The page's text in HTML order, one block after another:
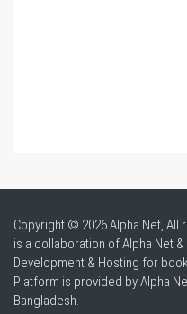
Copyright © 2026 Alpha Net, All
is a collaboration of Alpha Net
Development & Hosting for
Platform is provided by Alpha
Bangladesh.